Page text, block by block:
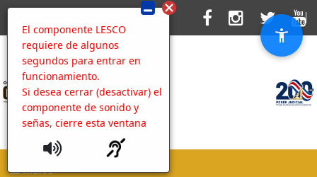
El componente LESCO
requiere de algunos
segundos para entrar en
funcionamiento.
Si desea cerrar (desactivar) el
componente de sonido y
señas, cierre esta ventana
MENU